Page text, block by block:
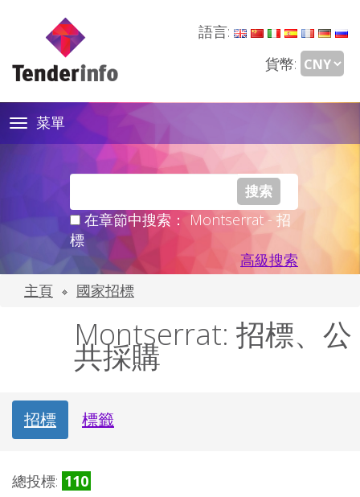
語言:
貨幣:
Toggle
navigation
菜單
在章節中搜索： Montserrat - 招
標
高級搜索
主頁
國家招標
Montserrat: 招標、公
共採購
招標 標籤
總投標: 110